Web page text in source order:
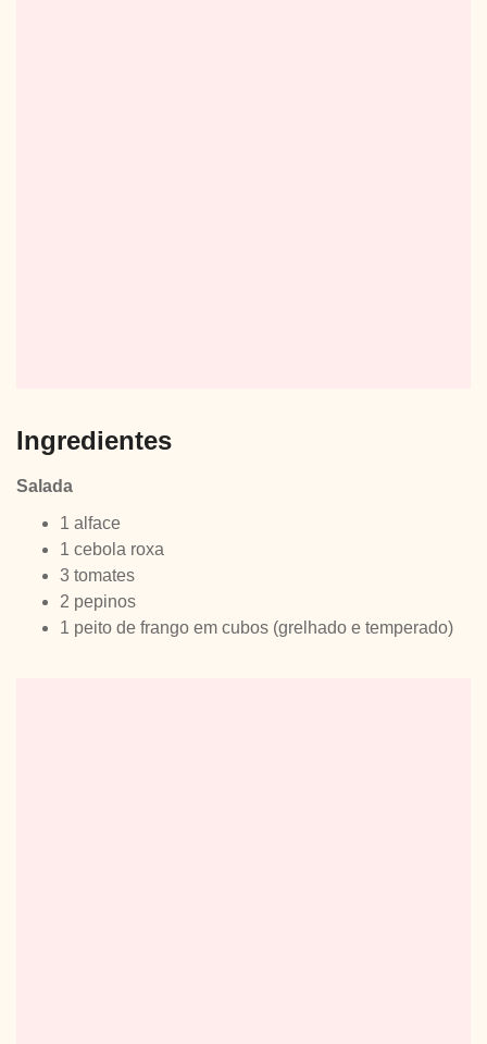
Ingredientes
Salada
1 alface
1 cebola roxa
3 tomates
2 pepinos
1 peito de frango em cubos (grelhado e temperado)